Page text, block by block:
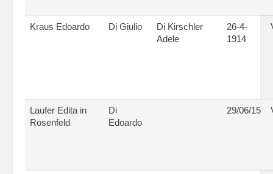
Kraus Edoardo Di Giulio
Di Kirschler
Adele
26-4-
1914
Laufer Edita in
Rosenfeld
Di
Edoardo
29/06/15